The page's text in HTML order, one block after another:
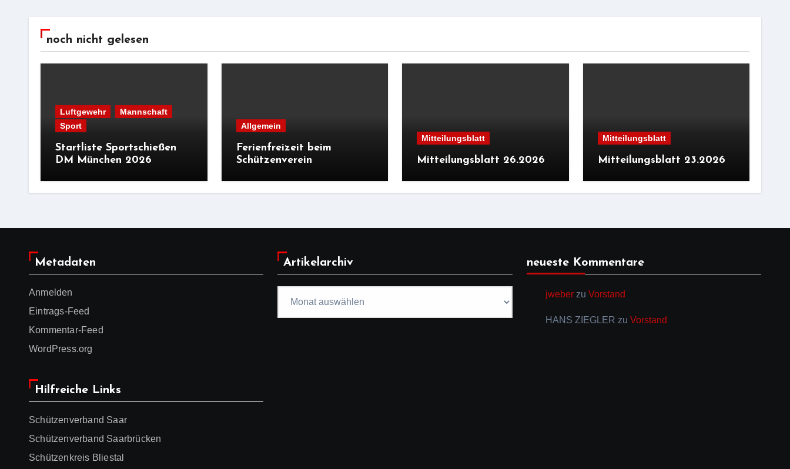
noch nicht gelesen
Luftgewehr
Mannschaft
Sport
Startliste Sportschießen
DM München 2026
Allgemein
Ferienfreizeit beim
Schützenverein
Mitteilungsblatt
Mitteilungsblatt 26.2026
Mitteilungsblatt
Mitteilungsblatt 23.2026
Metadaten
Anmelden
Eintrags-Feed
Kommentar-Feed
WordPress.org
Artikelarchiv neueste Kommentare
jweberzu Vorstand
HANS ZIEGLER zu Vorstand
Hilfreiche Links
Schützenverband Saar
Schützenverband Saarbrücken
Schützenkreis Bliestal